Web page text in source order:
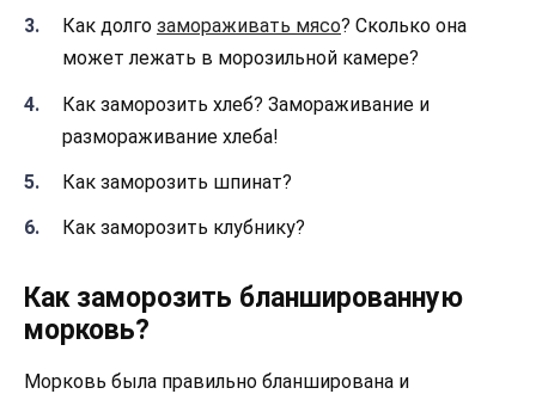
Как долго замораживать мясо? Сколько она
может лежать в морозильной камере?
Как заморозить хлеб? Замораживание и
размораживание хлеба!
Как заморозить шпинат?
Как заморозить клубнику?
Как заморозить бланшированную
морковь?
Морковь была правильно бланширована и